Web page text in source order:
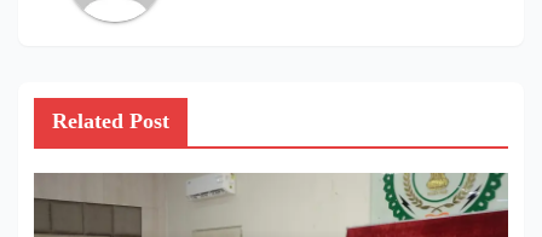
Related Post